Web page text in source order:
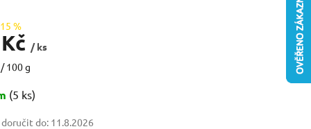
%
/ ks
100 g
(5 ks)
do: 11.8.2026